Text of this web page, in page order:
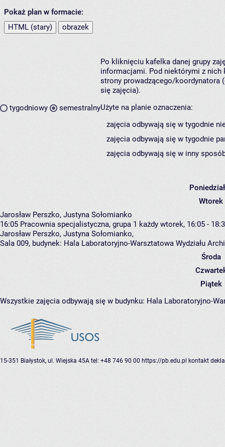
Pokaż plan w formacie:
HTML (stary)
obrazek
tygodniowy semestralny
Po kliknięciu kafelka danej grupy
informacjami. Pod niektórymi z nich
strony prowadzącego/koordynatora
się zajęcia).
Użyte na planie oznaczenia:
zajęcia odbywają się w tygodnie
zajęcia odbywają się w tygodnie
zajęcia odbywają się w inny
Wtorek
Jarosław Perszko, Justyna Sołomianko
16:05 Pracownia specjalistyczna, grupa 1 każdy wtorek, 16:05 -
Jarosław Perszko, Justyna Sołomianko,
Sala 009, budynek: Hala Laboratoryjno-Warsztatowa Wydziału
Środa
Piątek
Wszystkie zajęcia odbywają się w budynku: Hala Laboratoryjno-
15-351 Białystok, ul. Wiejska 45A tel: +48 746 90 00 https://pb.edu.pl kontakt